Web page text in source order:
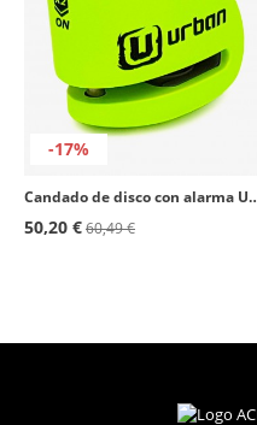
-17%
Candado de disco
50,20 €60,49 €